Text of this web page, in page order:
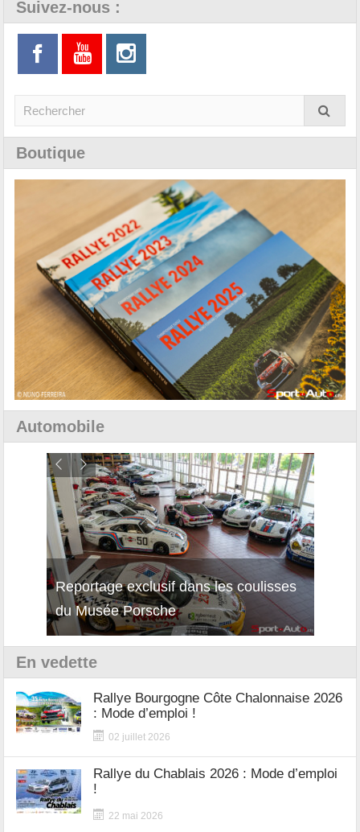
Suivez-nous :
Boutique
Automobile
Reportage exclusif dans les coulisses
du Musée Porsche
En vedette
Rallye Bourgogne Côte Chalonnaise 2026
: Mode d’emploi !
02 juillet 2026
Rallye du Chablais 2026 : Mode d’emploi
!
22 mai 2026